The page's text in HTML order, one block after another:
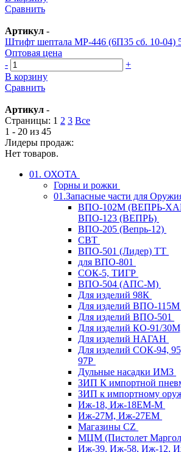
Сравнить
Артикул -
Штифт шептала МР-446 (6П35 сб. 10-04)
Оптовая цена
-
+
В корзину
Сравнить
Артикул -
Страницы: 1 2 3 Все
1 - 20 из 45
Лидеры продаж:
Нет товаров.
01. ОХОТА
Горны и рожки
01.Запасные части для
ВПО-102М (ВЕПРЬ-
ВПО-123 (ВЕПРЬ)
ВПО-205 (Вепрь-12)
СВТ
ВПО-501 (Лидер) ТТ
для ВПО-801
СОК-5, ТИГР
ВПО-504 (АПС-М)
Для изделий 98К
Для изделий ВПО-115М
Для изделий ВПО-501
Для изделий КО-91/
Для изделий НАГАН
Для изделий СОК-94,
97Р
Дульные насадки ИМЗ
ЗИП К импортной
ЗИП к импортному
Иж-18, Иж-18ЕМ-М
Иж-27М, Иж-27ЕМ
Магазины CZ
МЦМ (Пистолет
Иж-39, Иж-58, Иж-12,